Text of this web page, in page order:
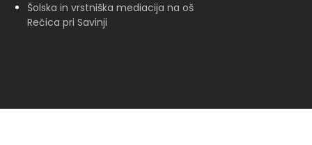
Šolska in vrstniška mediacija na oš
Rečica pri Savinji